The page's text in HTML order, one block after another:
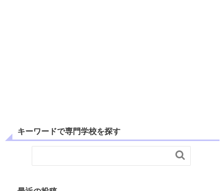
キーワードで専門学校を探す
